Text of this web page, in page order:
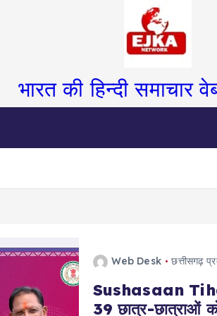
भारत की हिन्दी समाचार
Web Desk छत्तीसगढ़
Sushasaan Tihar
39 छात्र-छात्राओं